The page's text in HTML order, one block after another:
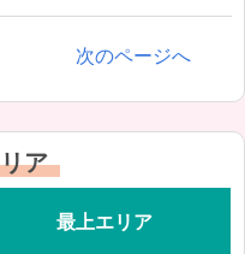
次のページへ
ア
最上エリア